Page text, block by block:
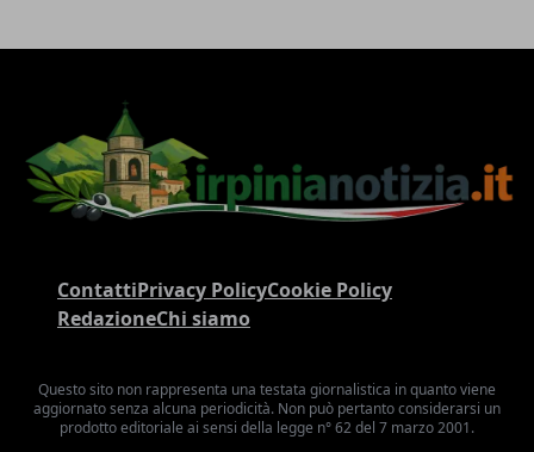
ContattiPrivacy PolicyCookie Policy
RedazioneChi siamo
Questo sito non rappresenta una testata giornalistica in quanto viene
aggiornato senza alcuna periodicità. Non può pertanto considerarsi un
prodotto editoriale ai sensi della legge n° 62 del 7 marzo 2001.